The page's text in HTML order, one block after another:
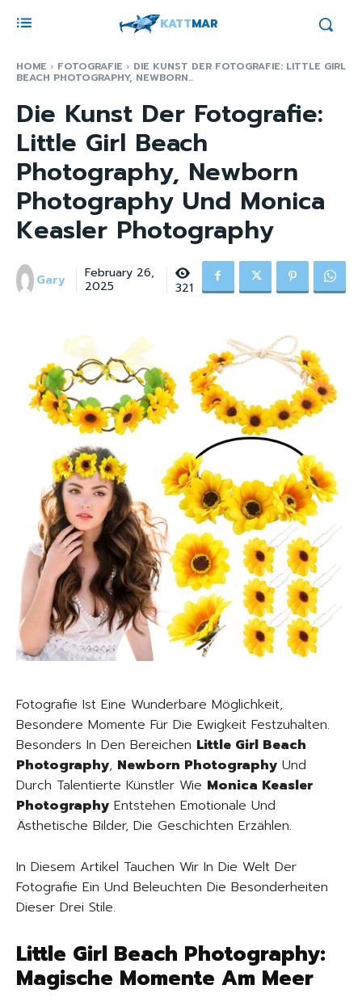
KATTMAR
HOME FOTOGRAFIE DIE KUNST DER FOTOGRAFIE: LITTLE GIRL
BEACH PHOTOGRAPHY, NEWBORN...
Die Kunst Der Fotografie:
Little Girl Beach
Photography, Newborn
Photography Und Monica
Keasler Photography
Gary February 26,
2025 321
Fotografie Ist Eine Wunderbare Möglichkeit,
Besondere Momente Für Die Ewigkeit Festzuhalten.
Besonders In Den Bereichen Little Girl Beach
Photography, Newborn Photography Und
Durch Talentierte Künstler Wie Monica Keasler
Photography Entstehen Emotionale Und
Ästhetische Bilder, Die Geschichten Erzählen.
In Diesem Artikel Tauchen Wir In Die Welt Der
Fotografie Ein Und Beleuchten Die Besonderheiten
Dieser Drei Stile.
Little Girl Beach Photography:
Magische Momente Am Meer